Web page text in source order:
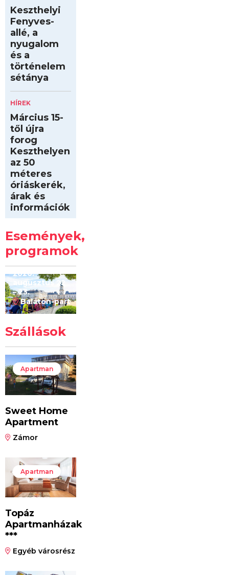
Keszthelyi
Fenyves-
allé, a
nyugalom
és a
történelem
sétánya
HÍREK
Március 15-
től újra
forog
Keszthelyen
az 50
méteres
óriáskerék,
árak és
információk
Események,
programok
Kilóméterek
2026
2026.
augusztus 22
– 23.
Balaton-part
Szállások
Apartman
Sweet Home
Apartment
Zámor
Apartman
Topáz
Apartmanházak
***
Egyéb városrész